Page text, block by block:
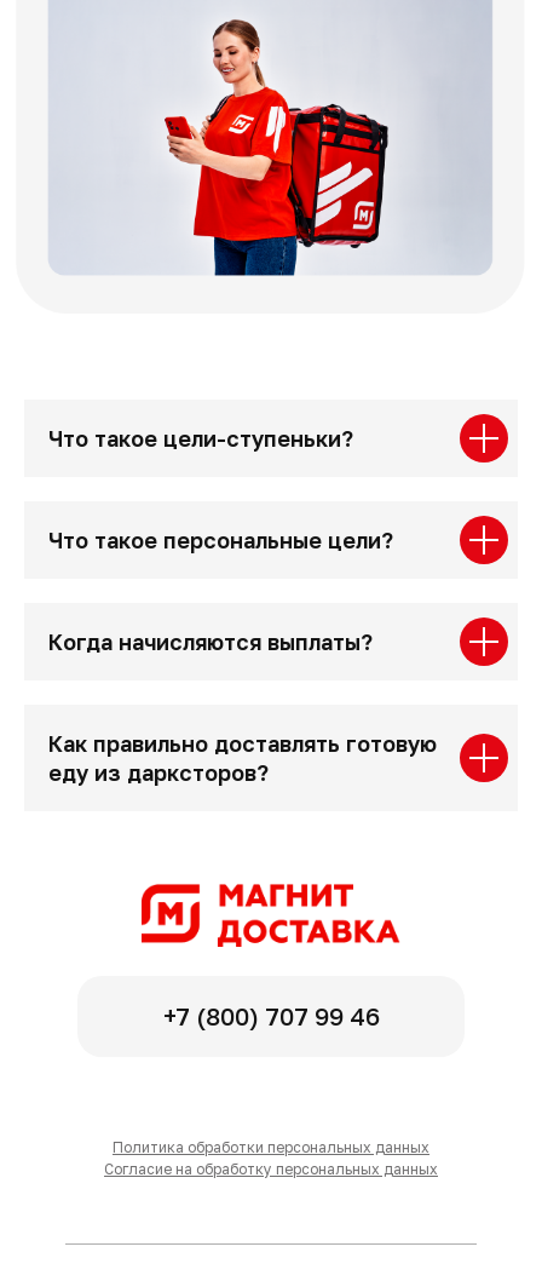
Что такое цели-ступеньки?
Что такое персональные цели?
Когда начисляются выплаты?
Как правильно доставлять готовую
еду из дарксторов?
+7 (800) 707 99 46
Политика обработки персональных данных
Согласие на обработку персональных данных